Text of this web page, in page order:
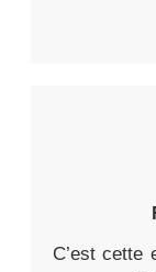
C’est cette